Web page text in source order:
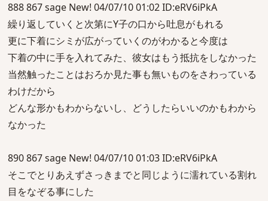
888 867 sage New! 04/07/10 01:02 ID:eRV6iPkA
繰り返していくと次第にY子の口から吐息がもれる
更に下着にシミが広がっていくのがわかると今度は
下着の中に手を入れてみた、彼女はもう抵抗をしなかった
当然触ったことはおろか見た事も無いものをさわっている
わけだから
どんな形かもわからないし、どうしたらいいのかもわから
なかった
890 867 sage New! 04/07/10 01:03 ID:eRV6iPkA
そこでとりあえずさっきまでと同じように濡れている割れ
目をなぞる事にした